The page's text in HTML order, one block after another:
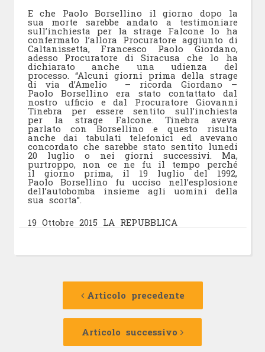
E che Paolo Borsellino il giorno dopo la
sua morte sarebbe andato a testimoniare
sull’inchiesta per la strage Falcone lo ha
confermato l’allora Procuratore aggiunto di
Caltanissetta, Francesco Paolo Giordano,
adesso Procuratore di Siracusa che lo ha
dichiarato anche una udienza del
processo. “Alcuni giorni prima della strage
di via d’Amelio – ricorda Giordano –
Paolo Borsellino era stato contattato dal
nostro ufficio e dal Procuratore Giovanni
Tinebra per essere sentito sull’inchiesta
per la strage Falcone. Tinebra aveva
parlato con Borsellino e questo risulta
anche dai tabulati telefonici ed avevano
concordato che sarebbe stato sentito lunedi
20 luglio o nei giorni successivi. Ma,
purtroppo, non ce ne fu il tempo perché
il giorno prima, il 19 luglio del 1992,
Paolo Borsellino fu ucciso nell’esplosione
dell’autobomba insieme agli uomini della
sua scorta”.
19 Ottobre 2015 LA REPUBBLICA
Navigazione
Articolo precedente
Articolo
Articolo successivo
Articolo